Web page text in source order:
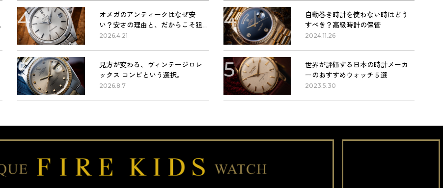
4
オメガのアンティークはなぜ安
い？安さの理由と、だからこそ狙
い目な理由
2026.4.21
5
見方が変わる、ヴィンテージロレ
ックス コンビという選択。
2026.8.7
4
自動巻き時計を使わない時はどう
すべき？高級時計の保管
2024.11.26
5
世界が評価する日本の時計メーカ
ーのおすすめウォッチ５選
2023.5.30